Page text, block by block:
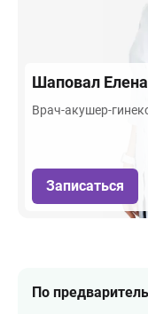
Шаповал
Врач-акушер-
Записаться
По